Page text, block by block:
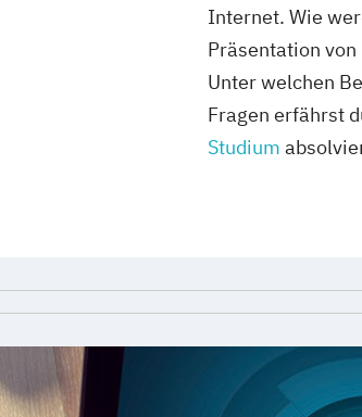
Internet. Wie
Präsentation
Unter welchen
Fragen erfährst
Studium